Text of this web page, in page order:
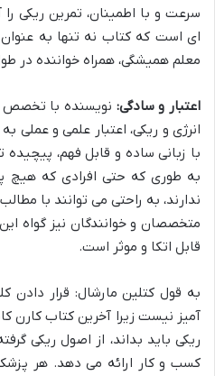
سرعت و با اطمینان، تمرین ریکی
ای است که کتاب نه تنها به
معلم همیشگی، همراه خواننده در
اعتبار و سادگی: نویسنده با تخصص
انرژی و ریکی، اعتبار علمی و
با زبانی ساده و قابل فهم،
به طوری که حتی افرادی که هیچ
ندارند، به راحتی می توانند با
متخصصان و خوانندگان نیز گواه
قابل اتکا و موثر است.
به قول کتلین مارشال: قرار دادن
آمیز نیست زیرا آخرین کتاب کارن
ریکی باید بداند، از اصول ریکی
کسب و کار ارائه می دهد. هر